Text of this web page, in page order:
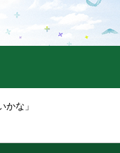
かな」